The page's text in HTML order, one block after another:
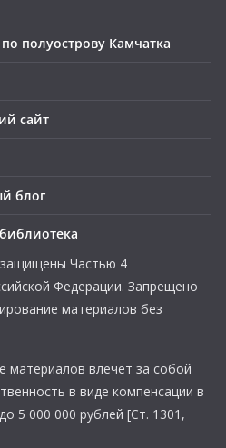
полуострову Камчатка
сайт
блог
Частью 4
Федерации. Запрещено
материалов без
материалов влечет за собой
в виде компенсации в
5 000 000 рублей [Ст. 1301,